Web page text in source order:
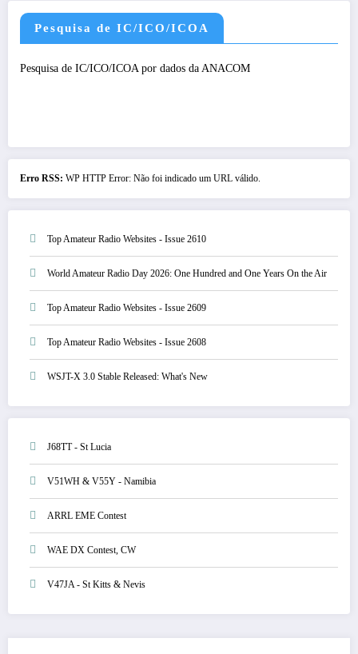
Pesquisa de IC/ICO/ICOA
Pesquisa de IC/ICO/ICOA por dados da ANACOM
Erro RSS: WP HTTP Error: Não foi indicado um URL válido.
Top Amateur Radio Websites - Issue 2610
World Amateur Radio Day 2026: One Hundred and One Years On the Air
Top Amateur Radio Websites - Issue 2609
Top Amateur Radio Websites - Issue 2608
WSJT-X 3.0 Stable Released: What's New
J68TT - St Lucia
V51WH & V55Y - Namibia
ARRL EME Contest
WAE DX Contest, CW
V47JA - St Kitts & Nevis